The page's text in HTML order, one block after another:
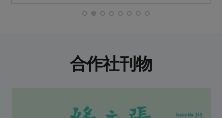
合作社刊物